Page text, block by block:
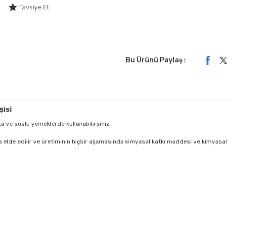
Tavsiye Et
Bu Ürünü Paylaş :
ve soslu yemeklerde kullanabilirsiniz.
elde edilir ve üretiminin hiçbir aşamasında kimyasal katkı maddesi ve kimyasal